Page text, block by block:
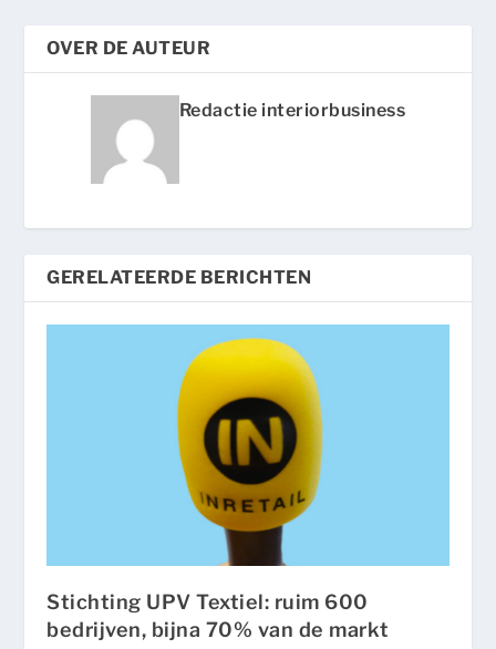
OVER DE AUTEUR
Redactie interiorbusiness
GERELATEERDE BERICHTEN
Stichting UPV Textiel: ruim 600
bedrijven, bijna 70% van de markt